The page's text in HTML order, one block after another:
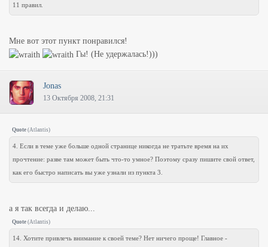
11 правил.
Мне вот этот пункт понравился!
Гы! (Не удержалась!)))
Jonas
13 Октября 2008, 21:31
Quote (Atlantis)
4. Если в теме уже больше одной странице никогда не тратьте время на их
прочтение: разве там может быть что-то умное? Поэтому сразу пишите свой ответ,
как его быстро написать вы уже узнали из пункта 3.
а я так всегда и делаю...
Quote (Atlantis)
14. Хотите привлечь внимание к своей теме? Нет ничего проще! Главное -